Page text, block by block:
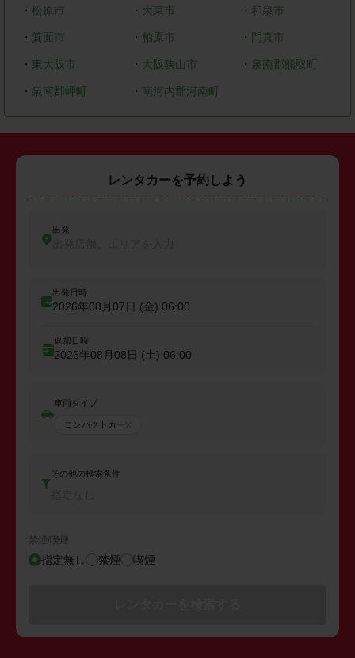
・ 松原市 ・ 大東市 ・ 和泉市
・ 箕面市 ・ 柏原市 ・ 門真市
・ 東大阪市 ・ 大阪狭山市 ・ 泉南郡熊取町
・ 泉南郡岬町 ・ 南河内郡河南町
レンタカーを予約しよう
出発
出発日時
2026年08月07日 (金) 06:00
返却日時
2026年08月08日 (土) 06:00
車両タイプ
コンパクトカー
その他の検索条件
禁煙/喫煙
指定無し 禁煙 喫煙